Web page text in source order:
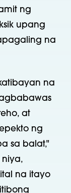
ng
upang
na
na
at
ng
sa balat,"
niya,
na itayo